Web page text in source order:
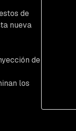
de
nueva
de
los